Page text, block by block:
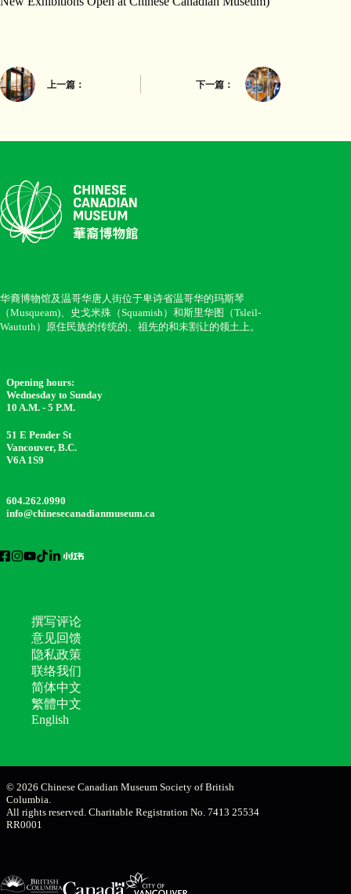
上一篇： 下一篇：
华裔博物馆及温哥华唐人街位于卑诗省温哥华的玛斯琴
（Musqueam)、史戈米殊（Squamish）和斯里华图（Tsleil-
Waututh）原住民族的传统的、祖先的和未割让的领土上。
Opening hours:
Wednesday to Sunday
10 A.M. - 5 P.M.
51 E Pender St
Vancouver, B.C.
V6A 1S9
604.262.0990
info@chinesecanadianmuseum.ca
撰写评论
意见回馈
隐私政策
联络我们
简体中文
繁體中文
English
© 2026 Chinese Canadian Museum Society of British
Columbia.
All rights reserved. Charitable Registration No. 7413 25534
RR0001